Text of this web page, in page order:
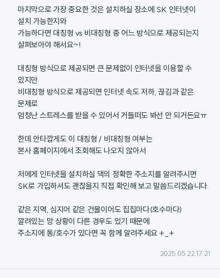
마지막으로 가장 중요한 것은 설치하실 장소에 SK 인터넷이
설치 가능한지와
가능하다면 대칭형 vs 비대칭형 중 어느 방식으로 제공되는지
살펴보아야 해서요~!
대칭형 방식으로 제공되면 큰 문제없이 인터넷을 이용할 수
있지만
비대칭형 방식으로 제공되면 인터넷 속도 저하, 끊김과 같은
문제로
엄청난 스트레스를 받을 수 있어서 거들떠도 봐선 안 되거든요ㅠ
한데 안타깝게도 이 대칭형 / 비대칭형 여부는
본사 홈페이지에서 조회해도 나오지 않아서
저에게 인터넷을 설치하실 댁의 정확한 주소지를 알려주시면
SK로 가입하셔도 괜찮을지 직접 확인해 보고 말씀드리겠습니다.
같은 지역, 심지어 같은 건물이어도 집집마다(호수마다)
깔려있는 망 상황이 다른 경우도 있기 때문에
주소지에 동/호수가 있다면 꼭 함께 알려주세요 +_+
2025.05.22 17:21